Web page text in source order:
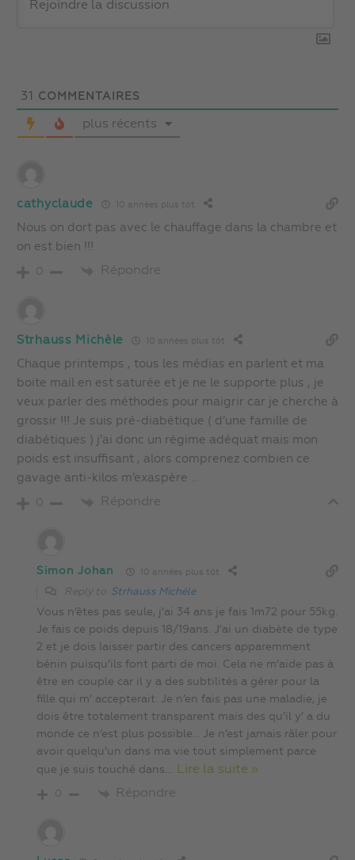
31 COMMENTAIRES
plus récents
cathyclaude 10 années plus tôt
Nous on dort pas avec le chauffage dans la chambre et
on est bien !!!
0 Répondre
Strhauss Michèle 10 années plus tôt
Chaque printemps , tous les médias en parlent et ma
boite mail en est saturée et je ne le supporte plus , je
veux parler des méthodes pour maigrir car je cherche à
grossir !!! Je suis pré-diabétique ( d’une famille de
diabétiques ) j’ai donc un régime adéquat mais mon
poids est insuffisant , alors comprenez combien ce
gavage anti-kilos m’exaspère …
0 Répondre
Simon Johan 10 années plus tôt
Reply to Strhauss Michèle
Vous n’êtes pas seule, j’ai 34 ans je fais 1m72 pour 55kg.
Je fais ce poids depuis 18/19ans. J’ai un diabète de type
2 et je dois laisser partir des cancers apparemment
bénin puisqu’ils font parti de moi. Cela ne m’aide pas à
être en couple car il y a des subtilités a gérer pour la
fille qui m’ accepterait. Je n’en fais pas une maladie, je
dois être totalement transparent mais des qu’il y’ a du
monde ce n’est plus possible… Je n’est jamais râler pour
avoir quelqu’un dans ma vie tout simplement parce
que je suis touché dans… Lire la suite »
0 Répondre